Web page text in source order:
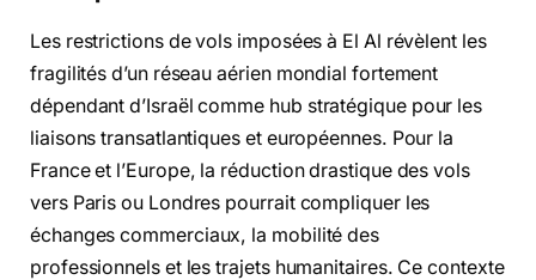
Les restrictions de vols imposées à El Al révèlent les
fragilités d’un réseau aérien mondial fortement
dépendant d’Israël comme hub stratégique pour les
liaisons transatlantiques et européennes. Pour la
France et l’Europe, la réduction drastique des vols
vers Paris ou Londres pourrait compliquer les
échanges commerciaux, la mobilité des
professionnels et les trajets humanitaires. Ce contexte